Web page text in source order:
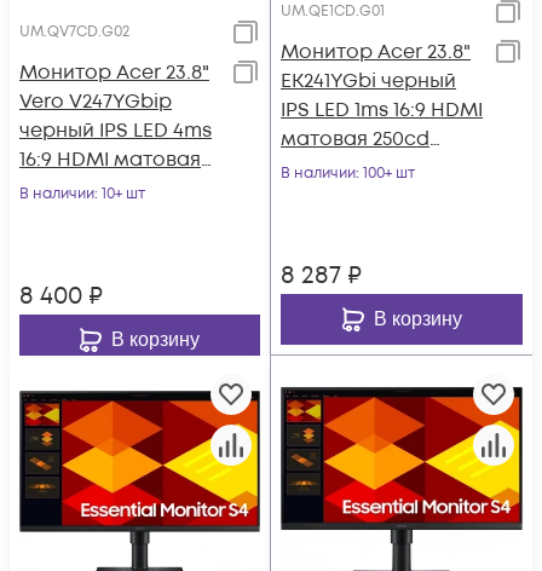
UM.QV7CD.G02
Монитор Acer 23.8"
Vero V247YGbip
черный IPS LED 4ms
16:9 HDMI матовая
250cd 178гр/178гр
В наличии: 10+ шт
8 400 ₽
В корзину
UM.QE1CD.G01
Монитор Acer 23.8"
EK241YGbi черный
IPS LED 1ms 16:9 HDMI
матовая 250cd
178гр/178гр 1920x1080
В наличии: 100+ шт
8 287 ₽
В корзину